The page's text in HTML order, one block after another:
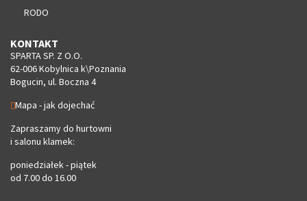
RODO
KONTAKT
SPARTA SP. Z O.O.
62-006 Kobylnica k\Poznania
Bogucin, ul. Boczna 4
Mapa - jak dojechać
Zapraszamy do hurtowni
i salonu klamek:
poniedziałek - piątek
od 7.00 do 16.00